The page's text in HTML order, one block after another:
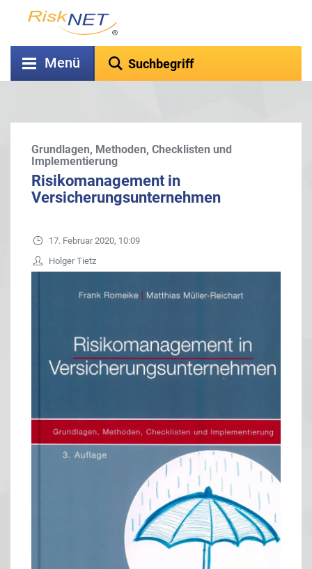
Menü
Grundlagen, Methoden, Checklisten und
Implementierung
Risikomanagement in
Versicherungsunternehmen
17. Februar 2020, 10:09
Holger Tietz